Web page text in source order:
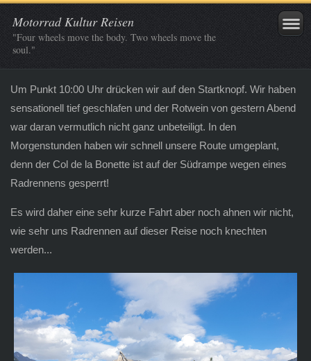
Motorrad Kultur Reisen
"Four wheels move the body. Two wheels move the
soul."
Um Punkt 10:00 Uhr drücken wir auf den Startknopf. Wir haben
sensationell tief geschlafen und der Rotwein von gestern Abend
war daran vermutlich nicht ganz unbeteiligt. In den
Morgenstunden haben wir schnell unsere Route umgeplant,
denn der Col de la Bonette ist auf der Südrampe wegen eines
Radrennens gesperrt!
Es wird daher eine sehr kurze Fahrt aber noch ahnen wir nicht,
wie sehr uns Radrennen auf dieser Reise noch knechten
werden...